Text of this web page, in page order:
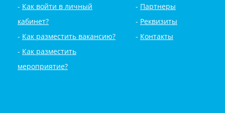
Как войти в личный
кабинет?
Как разместить вакансию?
Как разместить
мероприятие?
Партнеры
Реквизиты
Контакты